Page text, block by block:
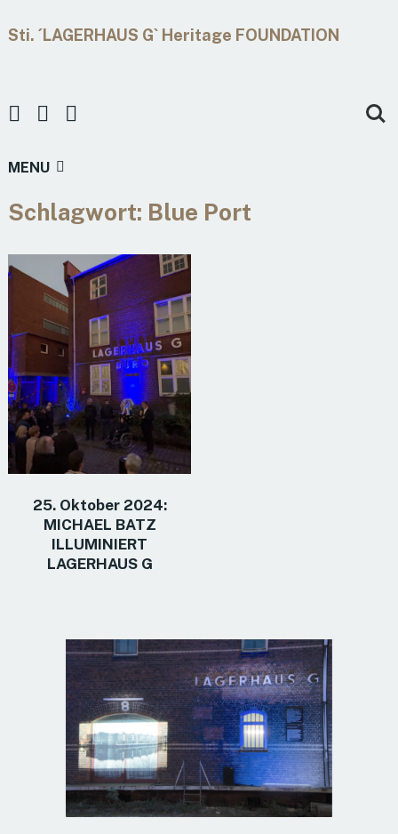
Sti. ´LAGERHAUS G` Heritage FOUNDATION
MENU
Schlagwort: Blue Port
25. Oktober 2024:
MICHAEL BATZ
ILLUMINIERT
LAGERHAUS G